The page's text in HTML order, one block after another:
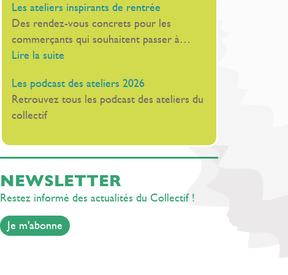
Stéphanie,
à
Cannes
rentrée
Les ateliers inspirants de rentrée
Des rendez-vous concrets pour les
commerçants qui souhaitent passer à…
Lire la suite
ateliers
inspirants
Les podcast des ateliers 2026
Retrouvez tous les podcast des ateliers du
collectif
NEWSLETTER
Restez informé des actualités du Collectif !
Je m'abonne